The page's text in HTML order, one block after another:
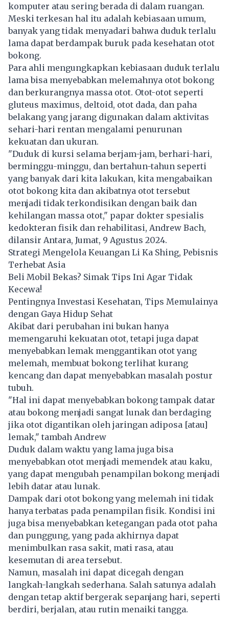
komputer atau sering berada di dalam ruangan.
Meski terkesan hal itu adalah kebiasaan umum,
banyak yang tidak menyadari bahwa duduk terlalu
lama dapat berdampak buruk pada kesehatan otot
bokong.
Para ahli mengungkapkan kebiasaan duduk terlalu
lama bisa menyebabkan melemahnya otot bokong
dan berkurangnya massa otot. Otot-otot seperti
gluteus maximus, deltoid, otot dada, dan paha
belakang yang jarang digunakan dalam aktivitas
sehari-hari rentan mengalami penurunan
kekuatan dan ukuran.
"Duduk di kursi selama berjam-jam, berhari-hari,
berminggu-minggu, dan bertahun-tahun seperti
yang banyak dari kita lakukan, kita mengabaikan
otot bokong kita dan akibatnya otot tersebut
menjadi tidak terkondisikan dengan baik dan
kehilangan massa otot," papar dokter spesialis
kedokteran fisik dan rehabilitasi, Andrew Bach,
dilansir Antara, Jumat, 9 Agustus 2024.
Strategi Mengelola Keuangan Li Ka Shing, Pebisnis
Terhebat Asia
Beli Mobil Bekas? Simak Tips Ini Agar Tidak
Kecewa!
Pentingnya Investasi Kesehatan, Tips Memulainya
dengan Gaya Hidup Sehat
Akibat dari perubahan ini bukan hanya
memengaruhi kekuatan otot, tetapi juga dapat
menyebabkan lemak menggantikan otot yang
melemah, membuat bokong terlihat kurang
kencang dan dapat menyebabkan masalah postur
tubuh.
"Hal ini dapat menyebabkan bokong tampak datar
atau bokong menjadi sangat lunak dan berdaging
jika otot digantikan oleh jaringan adiposa [atau]
lemak," tambah Andrew
Duduk dalam waktu yang lama juga bisa
menyebabkan otot menjadi memendek atau kaku,
yang dapat mengubah penampilan bokong menjadi
lebih datar atau lunak.
Dampak dari otot bokong yang melemah ini tidak
hanya terbatas pada penampilan fisik. Kondisi ini
juga bisa menyebabkan ketegangan pada otot paha
dan punggung, yang pada akhirnya dapat
menimbulkan rasa sakit, mati rasa, atau
kesemutan di area tersebut.
Namun, masalah ini dapat dicegah dengan
langkah-langkah sederhana. Salah satunya adalah
dengan tetap aktif bergerak sepanjang hari, seperti
berdiri, berjalan, atau rutin menaiki tangga.